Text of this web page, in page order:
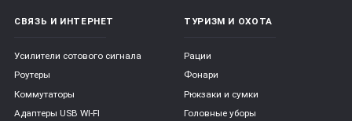
СВЯЗЬ И ИНТЕРНЕТ
Усилители сотового сигнала
Роутеры
Коммутаторы
Адаптеры USB WI-FI
ТУРИЗМ И ОХОТА
Рации
Фонари
Рюкзаки и сумки
Головные уборы